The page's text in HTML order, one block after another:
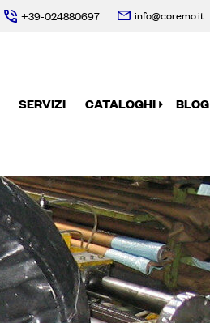
+39-024880697 info@coremo.it
SERVIZI CATALOGHI BLOG